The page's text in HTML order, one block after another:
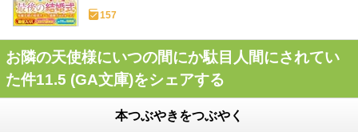
157
お隣の天使様にいつの間にか駄目人間にされてい
た件11.5 (GA文庫)をシェアする
本つぶやきをつぶやく